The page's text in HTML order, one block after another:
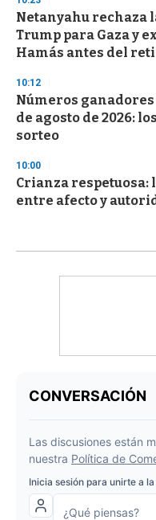
Netanyahu rechaza
Trump para Gaza y
Hamás antes del
10:12
Números
de agosto de 2026:
sorteo
10:00
Crianza respetuosa:
entre afecto y